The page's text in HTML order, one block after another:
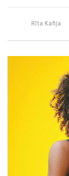
Rīta Kafija